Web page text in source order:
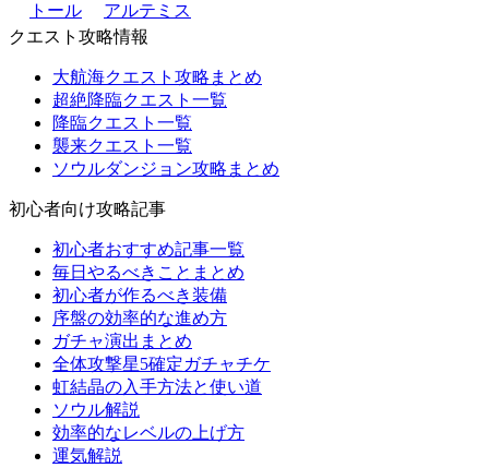
トール
アルテミス
クエスト攻略情報
大航海クエスト攻略まとめ
超絶降臨クエスト一覧
降臨クエスト一覧
襲来クエスト一覧
ソウルダンジョン攻略まとめ
初心者向け攻略記事
初心者おすすめ記事一覧
毎日やるべきことまとめ
初心者が作るべき装備
序盤の効率的な進め方
ガチャ演出まとめ
全体攻撃星5確定ガチャチケ
虹結晶の入手方法と使い道
ソウル解説
効率的なレベルの上げ方
運気解説